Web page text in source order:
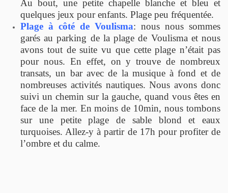
Au bout, une petite chapelle blanche et bleu et
quelques jeux pour enfants. Plage peu fréquentée.
Plage à côté de Voulisma: nous nous sommes
garés au parking de la plage de Voulisma et nous
avons tout de suite vu que cette plage n’était pas
pour nous. En effet, on y trouve de nombreux
transats, un bar avec de la musique à fond et de
nombreuses activités nautiques. Nous avons donc
suivi un chemin sur la gauche, quand vous êtes en
face de la mer. En moins de 10min, nous tombons
sur une petite plage de sable blond et eaux
turquoises. Allez-y à partir de 17h pour profiter de
l’ombre et du calme.